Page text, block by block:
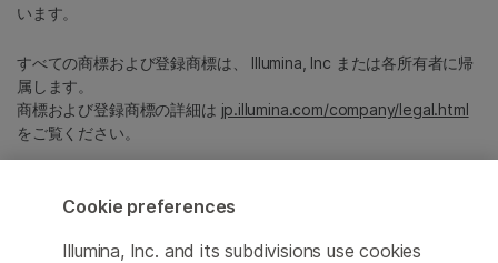
います。
すべての商標および登録商標は、 Illumina, Inc または各所有者に帰
属します。
商標および登録商標の詳細は jp.illumina.com/company/legal.html
をご覧ください。
Cookie Management Center
プライバシーポリシ
Cookie preferences
Illumina, Inc. and its subdivisions use cookies